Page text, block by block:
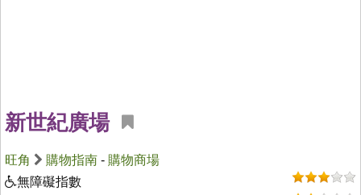
新世紀廣場
旺角 購物指南 - 購物商場
無障礙指數